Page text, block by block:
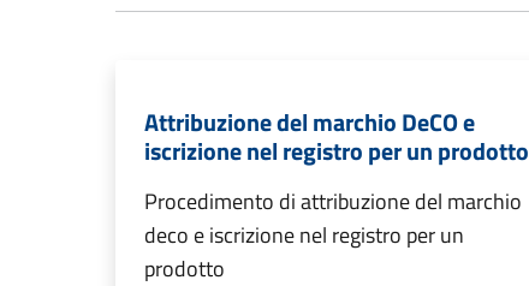
Attribuzione del marchio DeCO e
iscrizione nel registro per un prodotto
Procedimento di attribuzione del marchio
deco e iscrizione nel registro per un
prodotto